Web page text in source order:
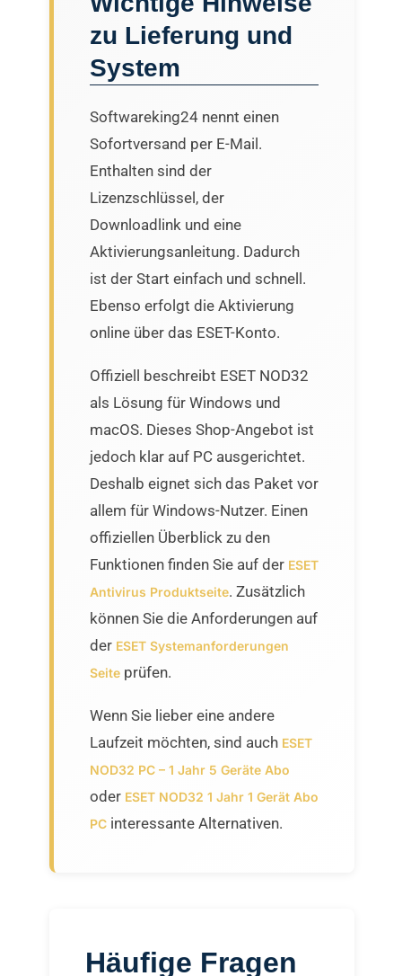
zu Lieferung und
System
Softwareking24 nennt einen
Sofortversand per E-Mail.
Enthalten sind der
Lizenzschlüssel, der
Downloadlink und eine
Aktivierungsanleitung. Dadurch
ist der Start einfach und schnell.
Ebenso erfolgt die Aktivierung
online über das ESET-Konto.
Offiziell beschreibt ESET NOD32
als Lösung für Windows und
macOS. Dieses Shop-Angebot ist
jedoch klar auf PC ausgerichtet.
Deshalb eignet sich das Paket vor
allem für Windows-Nutzer. Einen
offiziellen Überblick zu den
Funktionen finden Sie auf der ESET
Antivirus Produktseite. Zusätzlich
können Sie die Anforderungen auf
der ESET Systemanforderungen
Seite prüfen.
Wenn Sie lieber eine andere
Laufzeit möchten, sind auch ESET
NOD32 PC – 1 Jahr 5 Geräte Abo
oder ESET NOD32 1 Jahr 1 Gerät Abo
PC interessante Alternativen.
Häufige Fragen